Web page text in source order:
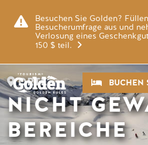
Besuchen Sie Golden?
Besucherumfrage aus und
Verlosung eines
150 $ teil.
CTABUCHEN
ORTE
NICHT
BEREICHE